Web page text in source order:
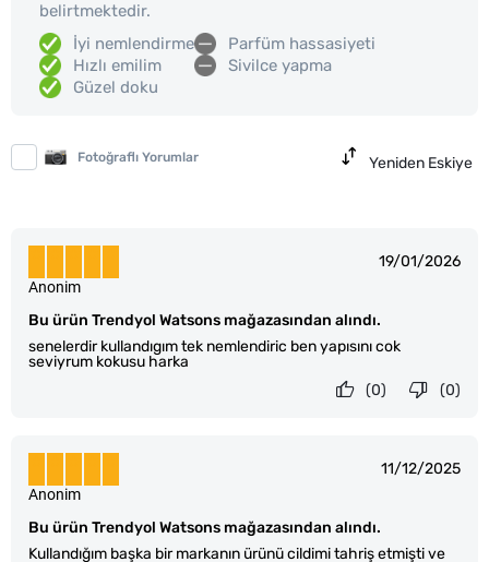
belirtmektedir.
İyi nemlendirme
Hızlı emilim
Güzel doku
Parfüm hassasiyeti
Sivilce yapma
Fotoğraflı Yorumlar Yeniden Eskiye
19/01/2026
Bu ürün Trendyol Watsons mağazasından alındı.
senelerdir kullandıgım tek nemlendiric ben yapısını cok
seviyrum kokusu harka
Anonim
(0)
(0)
11/12/2025
Bu ürün Trendyol Watsons mağazasından alındı.
Kullandığım başka bir markanın ürünü cildimi tahriş etmişti ve
Anonim